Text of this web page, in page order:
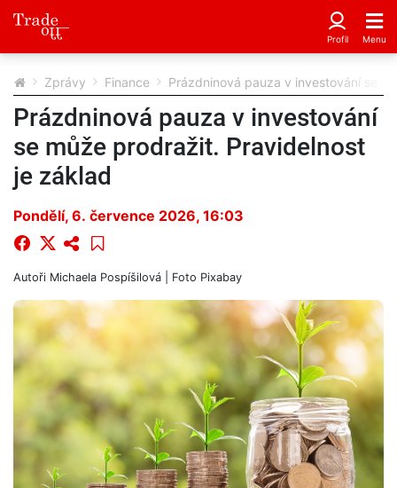
Zprávy Finance Prázdninová pauza v investování se
Prázdninová pauza v investování
se může prodražit. Pravidelnost
je základ
Pondělí, 6. července 2026, 16:03
Autoři Michaela Pospíšilová | Foto Pixabay